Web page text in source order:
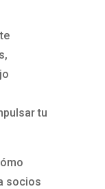
tu
socios